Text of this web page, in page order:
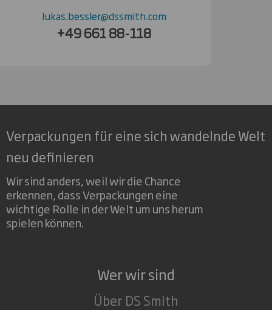
lukas.bessler@dssmith.com
+49 661 88-118
Verpackungen für eine sich wandelnde Welt
neu definieren
Wir sind anders, weil wir die Chance
erkennen, dass Verpackungen eine
wichtige Rolle in der Welt um uns herum
spielen können.
Wer wir sind
Über DS Smith